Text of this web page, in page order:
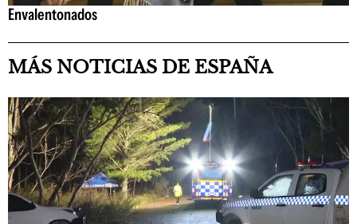
Envalentonados
MÁS NOTICIAS DE ESPAÑA